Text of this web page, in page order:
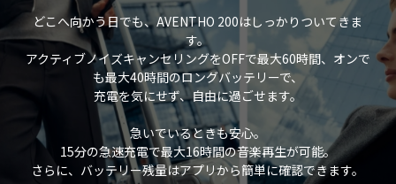
どこへ向かう日でも、AVENTHO 200はしっかりついてきま
す。
アクティブノイズキャンセリングをOFFで最大60時間、オンで
も最大40時間のロングバッテリーで、
充電を気にせず、自由に過ごせます。
急いでいるときも安心。
15分の急速充電で最大16時間の音楽再生が可能。
さらに、バッテリー残量はアプリから簡単に確認できます。